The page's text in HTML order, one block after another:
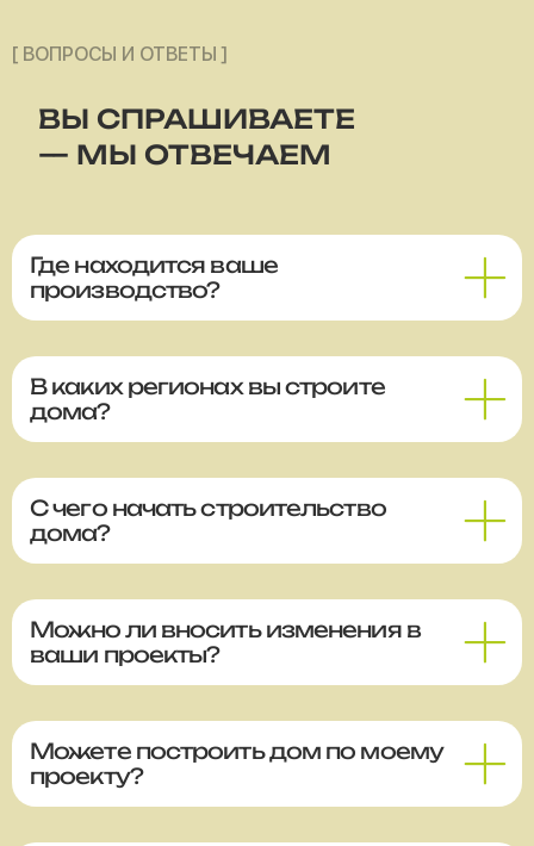
[ ВОПРОСЫ И ОТВЕТЫ ]
ВЫ СПРАШИВАЕТЕ
— МЫ ОТВЕЧАЕМ
Где находится ваше
производство?
В каких регионах вы строите
дома?
С чего начать строительство
дома?
Можно ли вносить изменения в
ваши проекты?
Можете построить дом по моему
проекту?